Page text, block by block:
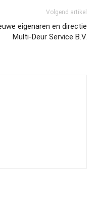
Volgend artikel
eigenaren en directie
Multi-Deur Service B.V.